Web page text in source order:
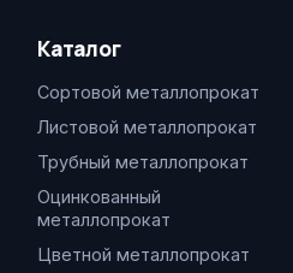
Каталог
Сортовой металлопрокат
Листовой металлопрокат
Трубный металлопрокат
Оцинкованный
металлопрокат
Цветной металлопрокат